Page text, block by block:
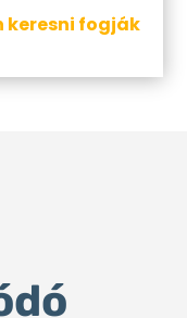
fogják